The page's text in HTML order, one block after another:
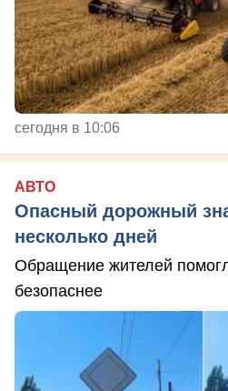
сегодня в 10:06
АВТО
Опасный дорожный
несколько дней
Обращение жителей
безопаснее